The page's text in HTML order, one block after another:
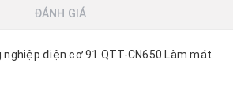
ĐÁNH GIÁ
điện cơ 91 QTT-CN650 Làm mát